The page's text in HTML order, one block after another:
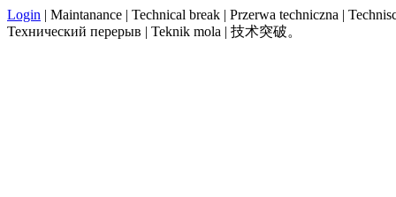
Login | Maintanance | Technical break | Przerwa techniczna |
Технический перерыв | Teknik mola | 技术突破。